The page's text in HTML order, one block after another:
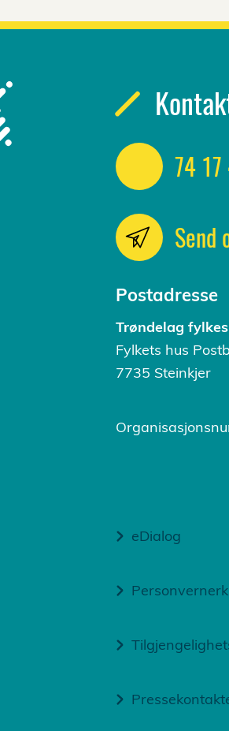
74
Send
Postadresse
Trøndelag
Fylkets hus
7735 Steinkjer
eDialog